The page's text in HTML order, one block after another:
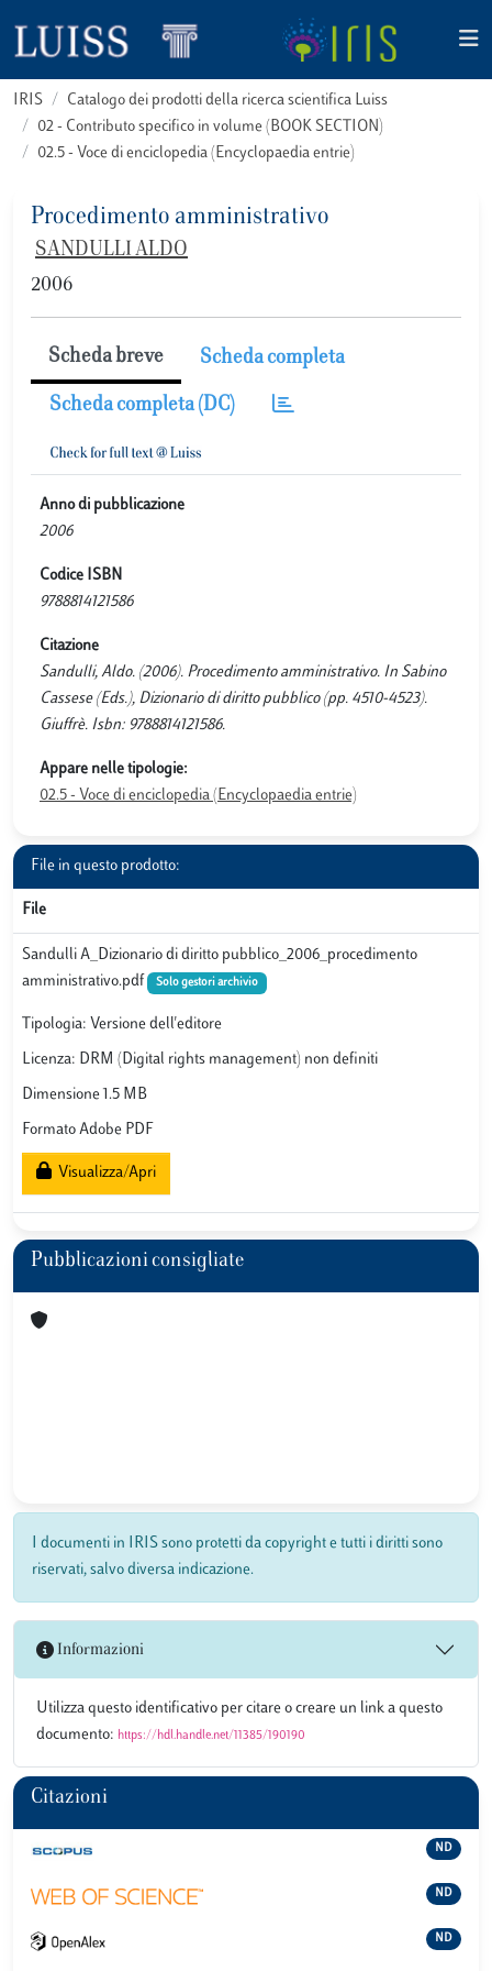
IRIS
Catalogo dei prodotti della ricerca scientifica Luiss
02 - Contributo specifico in volume (BOOK SECTION)
02.5 - Voce di enciclopedia (Encyclopaedia entrie)
Procedimento amministrativo
SANDULLI ALDO
2006
Scheda breve Scheda completa
Scheda completa (DC)
Anno di pubblicazione
2006
Codice ISBN
9788814121586
Citazione
Sandulli, Aldo. (2006). Procedimento amministrativo. In Sabino
Cassese (Eds.), Dizionario di diritto pubblico (pp. 4510-4523).
Giuffrè. Isbn: 9788814121586.
Appare nelle tipologie:
02.5 - Voce di enciclopedia (Encyclopaedia entrie)
File in questo prodotto:
File
Sandulli A_Dizionario di diritto pubblico_2006_procedimento
amministrativo.pdf
Solo gestori archivio
Tipologia: Versione dell'editore
Licenza: DRM (Digital rights management) non definiti
Dimensione 1.5 MB
Formato Adobe PDF
Visualizza/Apri
Pubblicazioni consigliate
I documenti in IRIS sono protetti da copyright e tutti i diritti sono
riservati, salvo diversa indicazione.
Informazioni
Utilizza questo identificativo per citare o creare un link a questo
documento: https://hdl.handle.net/11385/190190
Citazioni
ND
ND
ND